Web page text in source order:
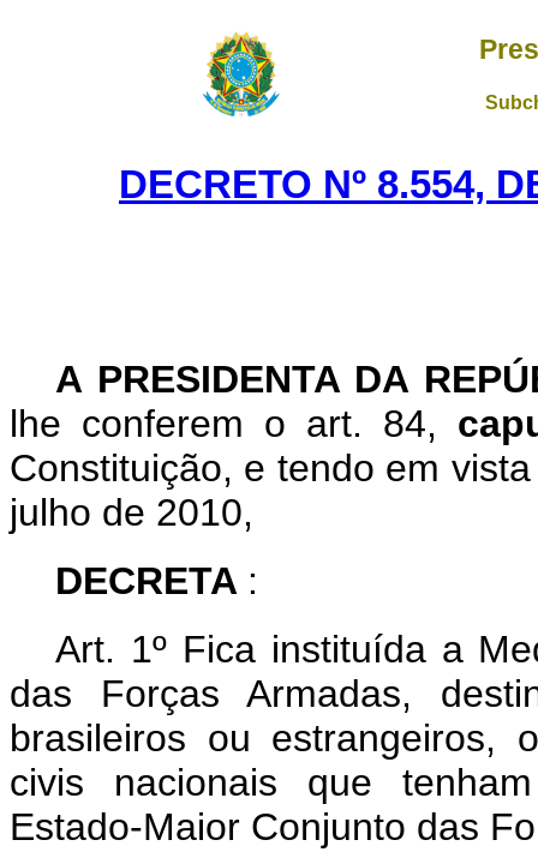
DECRETO Nº 8.554,
A PRESIDENTA DA
lhe conferem o art. 84,
Constituição, e tendo em
julho de 2010,
DECRETA :
Art. 1º Fica instituída a
das Forças Armadas,
brasileiros ou estrangeiros,
civis nacionais que
Estado-Maior Conjunto das